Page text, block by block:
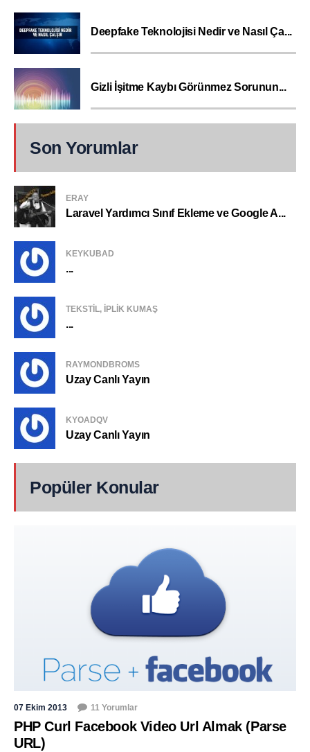
Deepfake Teknolojisi Nedir ve Nasıl Ça...
Gizli İşitme Kaybı Görünmez Sorunun...
Son Yorumlar
ERAY
Laravel Yardımcı Sınıf Ekleme ve Google A...
KEYKUBAD
...
TEKSTIL, IPLIK KUMAŞ
...
RAYMONDBROMS
Uzay Canlı Yayın
KYOADQV
Uzay Canlı Yayın
Popüler Konular
07 Ekim 2013 11 Yorumlar
PHP Curl Facebook Video Url Almak (Parse
URL)